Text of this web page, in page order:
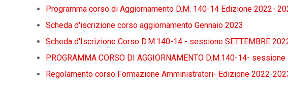
Programma corso di Aggiornamento D.M. 140-14 Edizione 2022-
Scheda d'iscrizione corso aggiornamento Gennaio 2023
Scheda d'Iscrizione Corso D.M.140-14 - sessione SETTEMBRE
PROGRAMMA CORSO DI AGGIORNAMENTO D.M.140-14- sessione
Regolamento corso Formazione Amministratori- Edizione 2022-